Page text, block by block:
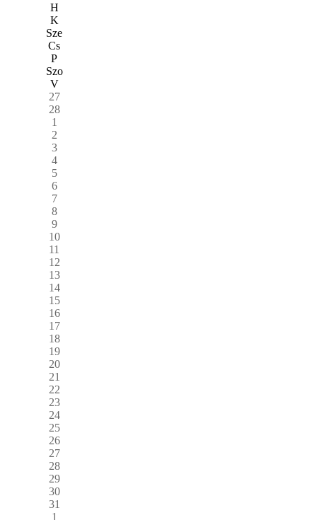
H
K
Sze
Cs
P
Szo
V
27
28
1
2
3
4
5
6
7
8
9
10
11
12
13
14
15
16
17
18
19
20
21
22
23
24
25
26
27
28
29
30
31
1